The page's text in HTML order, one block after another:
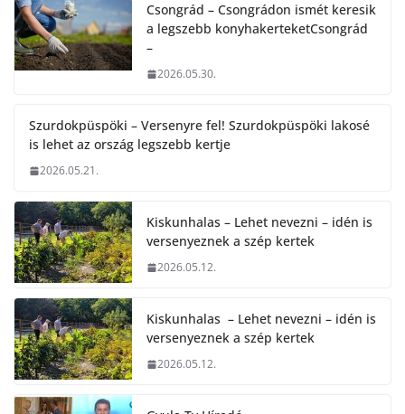
Csongrád – Csongrádon ismét keresik
a legszebb konyhakerteketCsongrád
–
2026.05.30.
Szurdokpüspöki – Versenyre fel! Szurdokpüspöki lakosé
is lehet az ország legszebb kertje
2026.05.21.
Kiskunhalas – Lehet nevezni – idén is
versenyeznek a szép kertek
2026.05.12.
Kiskunhalas – Lehet nevezni – idén is
versenyeznek a szép kertek
2026.05.12.